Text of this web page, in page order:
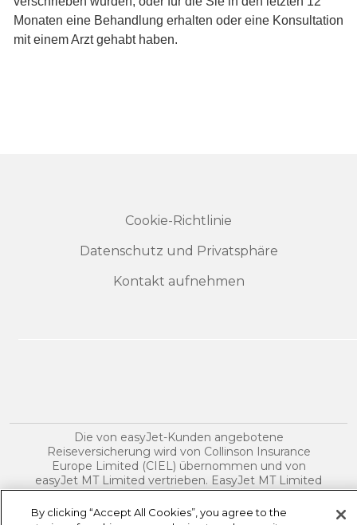
Monaten eine Behandlung erhalten oder eine Konsultation
mit einem Arzt gehabt haben.
Cookie-Richtlinie
Datenschutz und Privatsphäre
Kontakt aufnehmen
Die von easyJet-Kunden angebotene
Reiseversicherung wird von Collinson Insurance
Europe Limited (CIEL) übernommen und von
easyJet MT Limited vertrieben. EasyJet MT Limited
ist ein eingetragener gebundener
Versicherungsvermittler gemäß dem Insurance
By clicking “Accept All Cookies”, you agree to the